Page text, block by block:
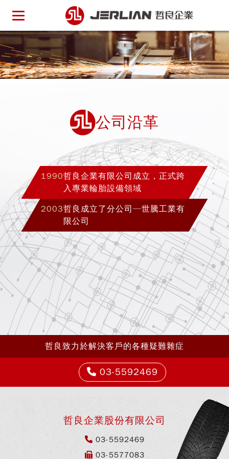
公司沿革
1990哲良企業有限公司成立，正式跨
入專業輪胎設備領域
2003哲良成立了分公司─世騰工業有
限公司
哲良致力於解決客戶的各種疑難雜症
03-5592469
哲良企業股份有限公司
03-5592469
03-5577083